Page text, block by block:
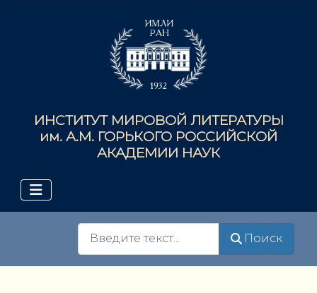
ИНСТИТУТ МИРОВОЙ ЛИТЕРАТУРЫ
им. А.М. ГОРЬКОГО РОССИЙСКОЙ
АКАДЕМИИ НАУК
Поиск